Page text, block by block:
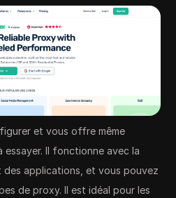
et vous offre même
Il fonctionne avec la
applications, et vous pouvez
de proxy. Il est idéal pour les